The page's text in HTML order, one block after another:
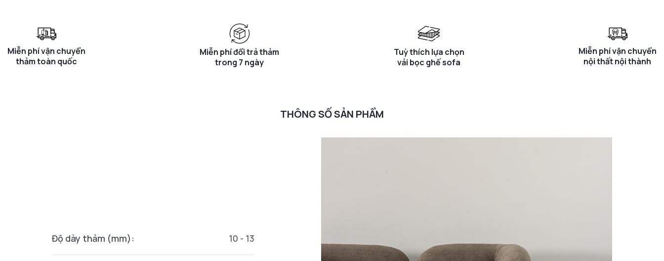
Miễn phí vận chuyển
thảm toàn quốc
Miễn phí đổi trả thảm
trong 7 ngày
Tuỳ thích lựa chọn
vải bọc ghế sofa
Miễn phí vận chuyển
nội thất nội thành
THÔNG SỐ SẢN PHẨM
Độ dày thảm (mm): 10 - 13